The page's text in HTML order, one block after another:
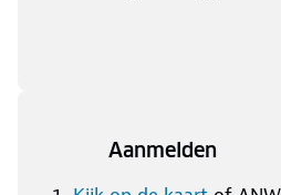
Aanmelden